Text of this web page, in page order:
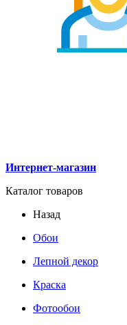
Интернет-магазин
Каталог товаров
Назад
Обои
Лепной декор
Краска
Фотообои